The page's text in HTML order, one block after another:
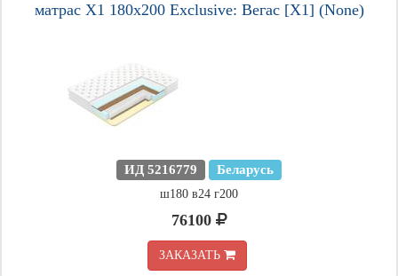
матрас X1 180х200 Exclusive: Вегас [X1] (None)
ИД 5216779 Беларусь
ш180 в24 г200
76100
ЗАКАЗАТЬ